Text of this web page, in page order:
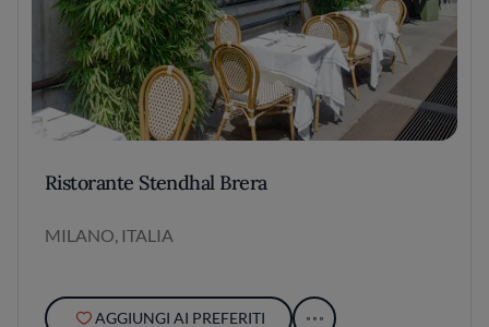
Ristorante Stendhal Brera
MILANO, ITALIA
AGGIUNGI AI PREFERITI